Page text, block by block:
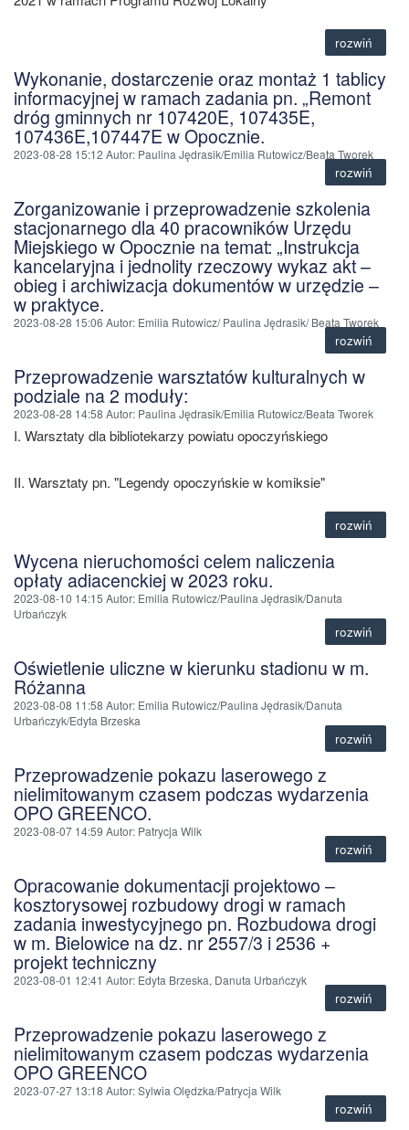
rozwiń
Wykonanie, dostarczenie oraz montaż 1 tablicy
informacyjnej w ramach zadania pn. „Remont
dróg gminnych nr 107420E, 107435E,
107436E,107447E w Opocznie.
2023-08-28 15:12 Autor: Paulina Jędrasik/Emilia Rutowicz/Beata Tworek
rozwiń
Zorganizowanie i przeprowadzenie szkolenia
stacjonarnego dla 40 pracowników Urzędu
Miejskiego w Opocznie na temat: „Instrukcja
kancelaryjna i jednolity rzeczowy wykaz akt –
obieg i archiwizacja dokumentów w urzędzie –
w praktyce.
2023-08-28 15:06 Autor: Emilia Rutowicz/ Paulina Jędrasik/ Beata Tworek
rozwiń
Przeprowadzenie warsztatów kulturalnych w
podziale na 2 moduły:
2023-08-28 14:58 Autor: Paulina Jędrasik/Emilia Rutowicz/Beata Tworek
I. Warsztaty dla bibliotekarzy powiatu opoczyńskiego
II. Warsztaty pn. "Legendy opoczyńskie w komiksie"
rozwiń
Wycena nieruchomości celem naliczenia
opłaty adiacenckiej w 2023 roku.
2023-08-10 14:15 Autor: Emilia Rutowicz/Paulina Jędrasik/Danuta
Urbańczyk
rozwiń
Oświetlenie uliczne w kierunku stadionu w m.
Różanna
2023-08-08 11:58 Autor: Emilia Rutowicz/Paulina Jędrasik/Danuta
Urbańczyk/Edyta Brzeska
rozwiń
Przeprowadzenie pokazu laserowego z
nielimitowanym czasem podczas wydarzenia
OPO GREENCO.
2023-08-07 14:59 Autor: Patrycja Wilk
rozwiń
Opracowanie dokumentacji projektowo –
kosztorysowej rozbudowy drogi w ramach
zadania inwestycyjnego pn. Rozbudowa drogi
w m. Bielowice na dz. nr 2557/3 i 2536 +
projekt techniczny
2023-08-01 12:41 Autor: Edyta Brzeska, Danuta Urbańczyk
rozwiń
Przeprowadzenie pokazu laserowego z
nielimitowanym czasem podczas wydarzenia
OPO GREENCO
2023-07-27 13:18 Autor: Sylwia Olędzka/Patrycja Wilk
rozwiń